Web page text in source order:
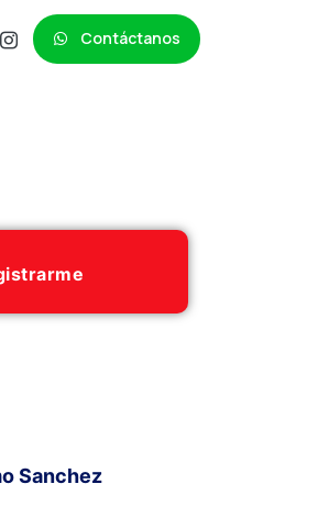
Contáctanos
Sanchez